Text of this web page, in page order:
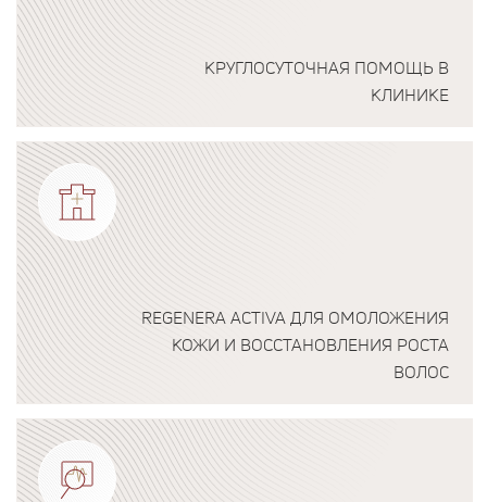
КРУГЛОСУТОЧНАЯ ПОМОЩЬ В
КЛИНИКЕ
Подробнее о программе
REGENERA ACTIVA ДЛЯ ОМОЛОЖЕНИЯ
КОЖИ И ВОССТАНОВЛЕНИЯ РОСТА
ВОЛОС
Подробнее о программе